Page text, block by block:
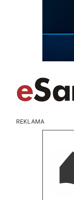
REKLAMA